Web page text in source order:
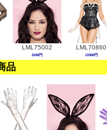
LML75002
3100円
LML70860
11500円
品